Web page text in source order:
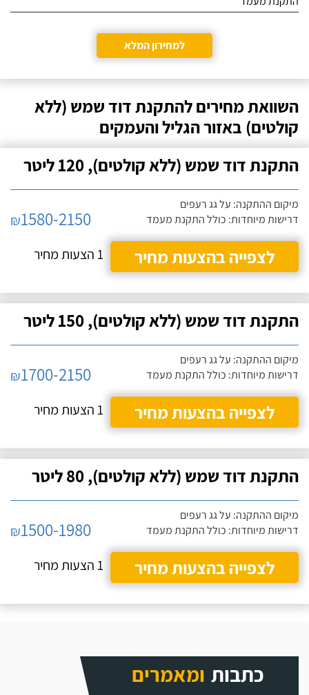
למחירון המלא
השוואת מחירים להתקנת דוד שמש (ללא
קולטים) באזור הגליל והעמקים
התקנת דוד שמש (ללא קולטים), 120 ליטר
מיקום ההתקנה: על גג רעפים
דרישות מיוחדות: כולל התקנת מעמד
₪1580-2150
לצפייה בהצעות מחיר
1 הצעות מחיר
התקנת דוד שמש (ללא קולטים), 150 ליטר
מיקום ההתקנה: על גג רעפים
דרישות מיוחדות: כולל התקנת מעמד
₪1700-2150
לצפייה בהצעות מחיר
1 הצעות מחיר
התקנת דוד שמש (ללא קולטים), 80 ליטר
מיקום ההתקנה: על גג רעפים
דרישות מיוחדות: כולל התקנת מעמד
₪1500-1980
לצפייה בהצעות מחיר
1 הצעות מחיר
כתבות ומאמרים